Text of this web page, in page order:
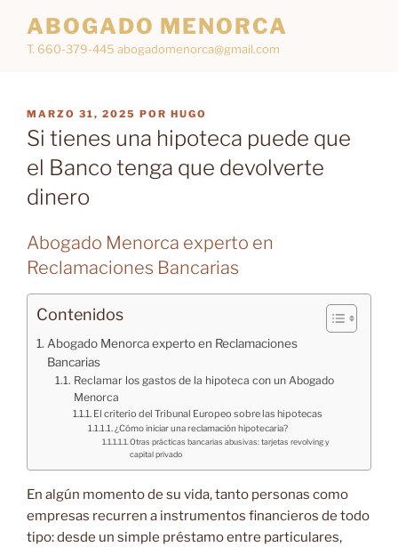
contenido
ABOGADO MENORCA
T. 660-379-445 abogadomenorca@gmail.com
PUBLICADO
EL
MARZO 31, 2025 POR HUGO
Si tienes una hipoteca puede que
el Banco tenga que devolverte
dinero
Abogado Menorca experto en
Reclamaciones Bancarias
Contenidos
Abogado Menorca experto en Reclamaciones
Bancarias
Reclamar los gastos de la hipoteca con un Abogado
Menorca
El criterio del Tribunal Europeo sobre las hipotecas
¿Cómo iniciar una reclamación hipotecaria?
Otras prácticas bancarias abusivas: tarjetas revolving y
capital privado
En algún momento de su vida, tanto personas como
empresas recurren a instrumentos financieros de todo
tipo: desde un simple préstamo entre particulares,